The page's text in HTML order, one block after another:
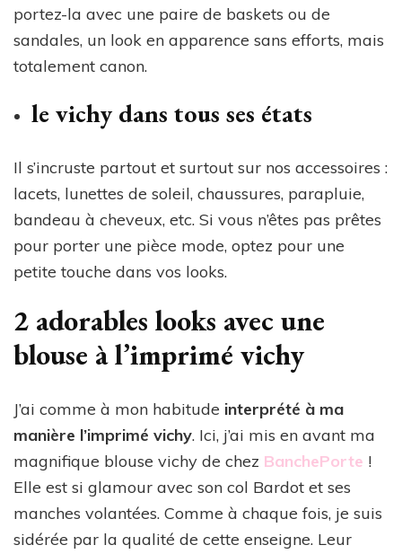
portez-la avec une paire de baskets ou de
sandales, un look en apparence sans efforts, mais
totalement canon.
le vichy dans tous ses états
Il s’incruste partout et surtout sur nos accessoires :
lacets, lunettes de soleil, chaussures, parapluie,
bandeau à cheveux, etc. Si vous n’êtes pas prêtes
pour porter une pièce mode, optez pour une
petite touche dans vos looks.
2 adorables looks avec une
blouse à l’imprimé vichy
J’ai comme à mon habitude interprété à ma
manière l’imprimé vichy. Ici, j’ai mis en avant ma
magnifique blouse vichy de chez BanchePorte !
Elle est si glamour avec son col Bardot et ses
manches volantées. Comme à chaque fois, je suis
sidérée par la qualité de cette enseigne. Leur